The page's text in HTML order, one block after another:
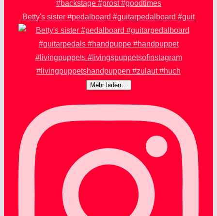
Betty's sister #pedalboard #guitarpedalboard #guit
Mehr laden…